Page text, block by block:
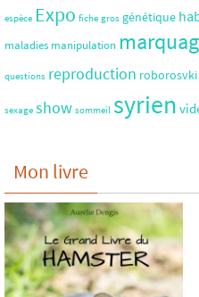
espèce Expo fiche gros génétique
maladies manipulation
questions reproduction roborosvki
sexage show sommeil syrien
Mon livre